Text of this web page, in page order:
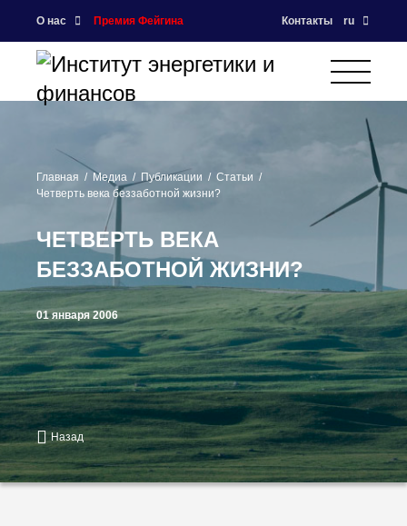
О нас Премия Фейгина Контакты ru
Главная Медиа Публикации
Статьи
Четверть века беззаботной жизни?
ЧЕТВЕРТЬ ВЕКА
БЕЗЗАБОТНОЙ ЖИЗНИ?
01 января 2006
Назад